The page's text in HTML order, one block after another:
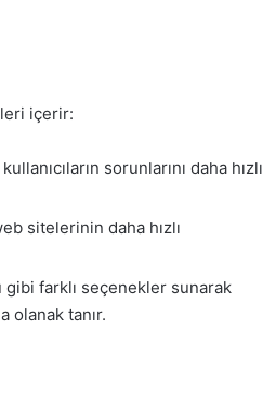
içerir:
sorunlarını daha hızlı
sitelerinin daha hızlı
gibi farklı seçenekler sunarak
olanak tanır.